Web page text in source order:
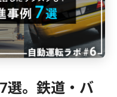
選。鉄道・バ